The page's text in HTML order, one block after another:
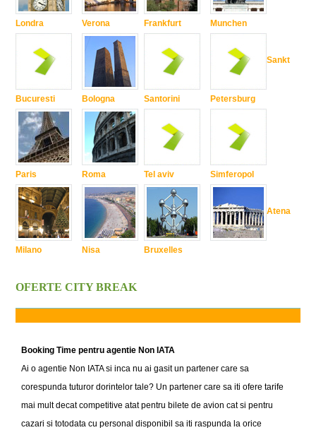
Londra
Bucuresti
Paris
Milano
Verona
Bologna
Roma
Nisa
Frankfurt
Santorini
Tel aviv
Bruxelles
Munchen
Sankt
Petersburg
Simferopol
Atena
OFERTE CITY BREAK
Booking Time pentru agentie Non IATA
Ai o agentie Non IATA si inca nu ai gasit un partener care sa
corespunda tuturor dorintelor tale? Un partener care sa iti ofere tarife
mai mult decat competitive atat pentru bilete de avion cat si pentru
cazari si totodata cu personal disponibil sa iti raspunda la orice